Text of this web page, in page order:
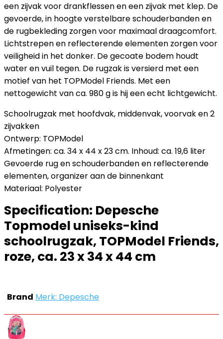
een zijvak voor drankflessen en een zijvak met klep. De
gevoerde, in hoogte verstelbare schouderbanden en
de rugbekleding zorgen voor maximaal draagcomfort.
Lichtstrepen en reflecterende elementen zorgen voor
veiligheid in het donker. De gecoate bodem houdt
water en vuil tegen. De rugzak is versierd met een
motief van het TOPModel Friends. Met een
nettogewicht van ca. 980 g is hij een echt lichtgewicht.
Schoolrugzak met hoofdvak, middenvak, voorvak en 2
zijvakken
Ontwerp: TOPModel
Afmetingen: ca. 34 x 44 x 23 cm. Inhoud: ca. 19,6 liter
Gevoerde rug en schouderbanden en reflecterende
elementen, organizer aan de binnenkant
Materiaal: Polyester
Specification: Depesche
Topmodel uniseks-kind
schoolrugzak, TOPModel Friends,
roze, ca. 23 x 34 x 44 cm
Brand Merk: Depesche